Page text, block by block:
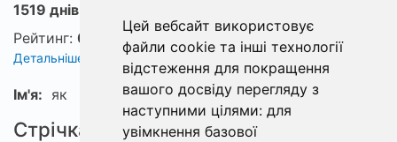
Цей вебсайт використовує
файли cookie та інші технології
відстеження для покращення
вашого досвіду перегляду з
наступними цілями: для
увімкнення базової
1519 днів з ФішХаб
Рейтинг: 0
Детальніше про рейтинг
Ім'я: як
Стрічка